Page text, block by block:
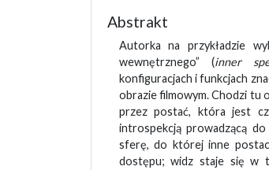
Abstrakt
Autorka na przykładzie
wewnętrznego” (inner
konfiguracjach i funkcjach
obrazie filmowym. Chodzi tu
przez postać, która jest
introspekcją prowadzącą
sferę, do której inne
dostępu; widz staje się w